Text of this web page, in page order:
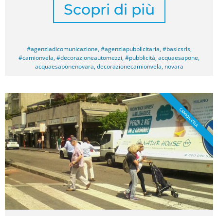
Scopri di più
#agenziadicomunicazione,#agenziapubblicitaria,#basicsrls,
#camionvela,#decorazioneautomezzi,#pubblicità,acquaesapone,
acquaesaponenovara,decorazionecamionvela, novara
CAMION VELA